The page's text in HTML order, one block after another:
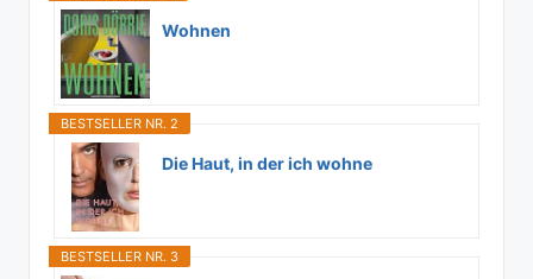
Wohnen
BESTSELLER NR. 2
Die Haut, in der ich wohne
BESTSELLER NR. 3